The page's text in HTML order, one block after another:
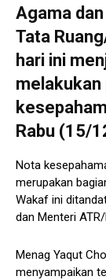
Agama
Tata
hari ini
melakukan
Rabu (15/
Nota
merupakan
Wakaf ini
dan Menteri
Menag Yaqut
menyampaikan